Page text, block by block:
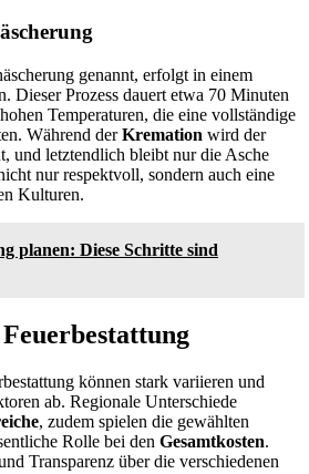
genannt, erfolgt in einem
Dieser Prozess dauert etwa 70 Minuten
Temperaturen, die eine vollständige
Während derKremation wird der
und letztendlich bleibt nur die Asche
nur respektvoll, sondern auch eine
Kulturen.
planen: Diese Schritte sind
können stark variieren und
ab. Regionale Unterschiede
, zudem spielen die gewählten
Rolle bei den Gesamtkosten.
Transparenz über die verschiedenen